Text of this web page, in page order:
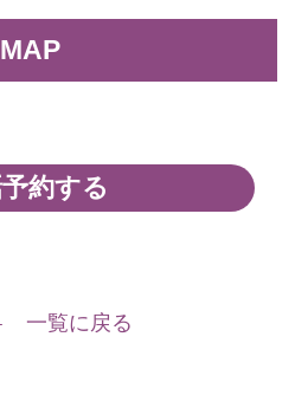
MAP
約する
一覧に戻る